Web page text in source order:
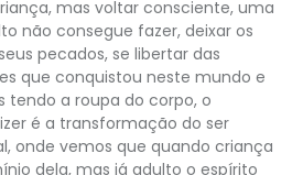
mas voltar consciente, uma
não consegue fazer, deixar os
pecados, se libertar das
que conquistou neste mundo e
a roupa do corpo, o
é a transformação do ser
onde vemos que quando criança
dela, mas já adulto o espírito